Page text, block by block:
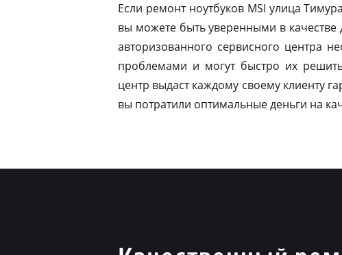
Если ремонт ноутбуков MSI улица
вы можете быть уверенными в
авторизованного сервисного центра
проблемами и могут быстро их
центр выдаст каждому своему клиенту
вы потратили оптимальные деньги на